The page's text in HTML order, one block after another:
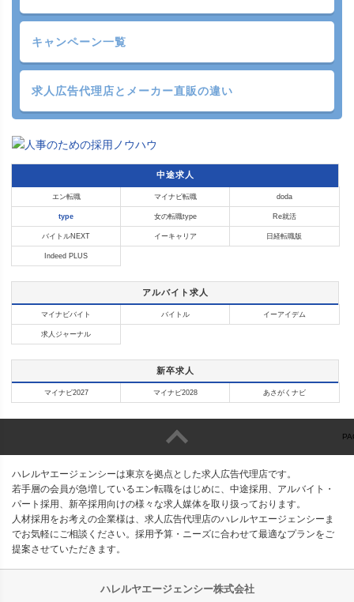
キャンペーン一覧
求人広告代理店と メーカー直販の違い
中途求人
エン転職 マイナビ転職 doda
type 女の転職type Re就活
バイトルNEXT イーキャリア 日経転職版
Indeed PLUS
アルバイト求人
マイナビバイト バイトル イーアイデム
求人ジャーナル
新卒求人
マイナビ2027 マイナビ2028 あさがくナビ
ハレルヤエージェンシーは東京を拠点とした求人広告代理店です。
若手層の会員が急増しているエン転職をはじめに、中途採用、アルバイト・
パート採用、新卒採用向けの様々な求人媒体を取り扱っております。
人材採用をお考えの企業様は、求人広告代理店のハレルヤエージェンシーま
でお気軽にご相談ください。採用予算・ニーズに合わせて最適なプランをご
提案させていただきます。
ハレルヤエージェンシー株式会社